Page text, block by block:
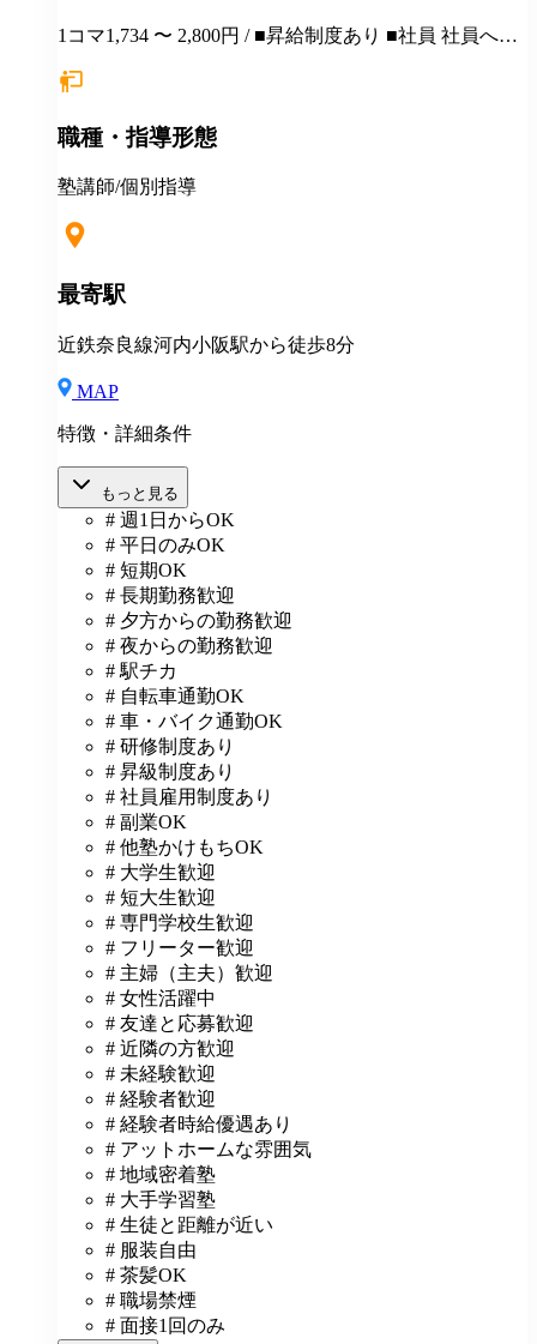
1コマ1,734 〜 2,800円 / ■昇給制度あり ■社員 社員への
り、活躍している人が多数います♪ ■受動喫煙対策 敷
入要件満たした方)
職種・指導形態
塾講師/個別指導
最寄駅
近鉄奈良線河内小阪駅から徒歩8分
MAP
特徴・詳細条件
もっと見る
# 週1日からOK
# 平日のみOK
# 短期OK
# 長期勤務歓迎
# 夕方からの勤務歓迎
# 夜からの勤務歓迎
# 駅チカ
# 自転車通勤OK
# 車・バイク通勤OK
# 研修制度あり
# 昇級制度あり
# 社員雇用制度あり
# 副業OK
# 他塾かけもちOK
# 大学生歓迎
# 短大生歓迎
# 専門学校生歓迎
# フリーター歓迎
# 主婦（主夫）歓迎
# 女性活躍中
# 友達と応募歓迎
# 近隣の方歓迎
# 未経験歓迎
# 経験者歓迎
# 経験者時給優遇あり
# アットホームな雰囲気
# 地域密着塾
# 大手学習塾
# 生徒と距離が近い
# 服装自由
# 茶髪OK
# 職場禁煙
# 面接1回のみ